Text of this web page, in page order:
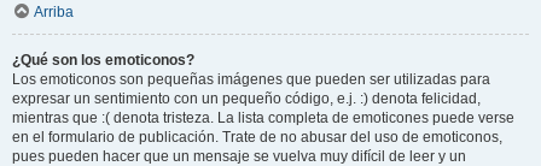
Arriba
¿Qué son los emoticonos?
Los emoticonos son pequeñas imágenes que pueden ser utilizadas para
expresar un sentimiento con un pequeño código, e.j. :) denota felicidad,
mientras que :( denota tristeza. La lista completa de emoticones puede verse
en el formulario de publicación. Trate de no abusar del uso de emoticonos,
pues pueden hacer que un mensaje se vuelva muy difícil de leer y un